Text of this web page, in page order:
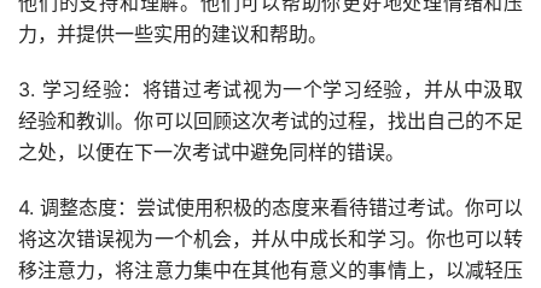
力，并提供一些实用的建议和帮助。
3. 学习经验：将错过考试视为一个学习经验，并从中汲取
经验和教训。你可以回顾这次考试的过程，找出自己的不足
之处，以便在下一次考试中避免同样的错误。
4. 调整态度：尝试使用积极的态度来看待错过考试。你可以
将这次错误视为一个机会，并从中成长和学习。你也可以转
移注意力，将注意力集中在其他有意义的事情上，以减轻压